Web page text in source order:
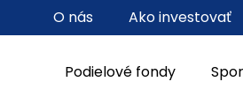
Podielové fondy
O nás Ako investovať